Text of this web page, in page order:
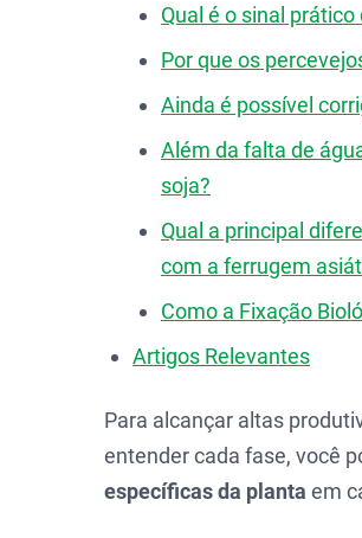
Qual é o sinal
Por que os
Ainda é possível
Além da falta de
soja?
Qual a principal
com a ferrugem
Como a Fixação
Artigos Relevantes
Para alcançar altas
entender cada fase, você
específicas da planta em